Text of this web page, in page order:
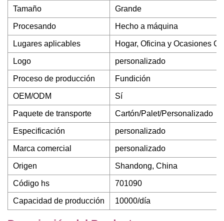
Tamaño Grande
Procesando Hecho a máquina
Lugares aplicables Hogar, Oficina y Ocasiones
Logo personalizado
Proceso de producción Fundición
OEM/ODM Sí
Paquete de transporte Cartón/Palet/Personalizado
Especificación personalizado
Marca comercial personalizado
Origen Shandong, China
Código hs 701090
Capacidad de producción 10000/día